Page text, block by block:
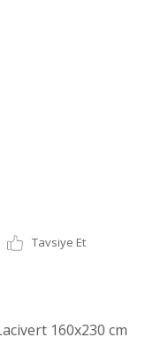
Tavsiye Et
160x230 cm